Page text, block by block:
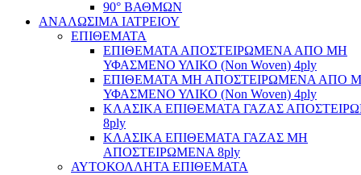
90° ΒΑΘΜΩΝ
ΑΝΑΛΩΣΙΜΑ ΙΑΤΡΕΙΟΥ
ΕΠΙΘΕΜΑΤΑ
ΕΠΙΘΕΜΑΤΑ ΑΠΟΣΤΕΙΡΩΜΕΝΑ ΑΠΟ ΜΗ
ΥΦΑΣΜΕΝΟ ΥΛΙΚΟ (Non Woven) 4ply
ΕΠΙΘΕΜΑΤΑ ΜΗ ΑΠΟΣΤΕΙΡΩΜΕΝΑ ΑΠΟ
ΥΦΑΣΜΕΝΟ ΥΛΙΚΟ (Non Woven) 4ply
ΚΛΑΣΙΚΑ ΕΠΙΘΕΜΑΤΑ ΓΑΖΑΣ
8ply
ΚΛΑΣΙΚΑ ΕΠΙΘΕΜΑΤΑ ΓΑΖΑΣ ΜΗ
ΑΠΟΣΤΕΙΡΩΜΕΝΑ 8ply
ΑΥΤΟΚΟΛΛΗΤΑ ΕΠΙΘΕΜΑΤΑ